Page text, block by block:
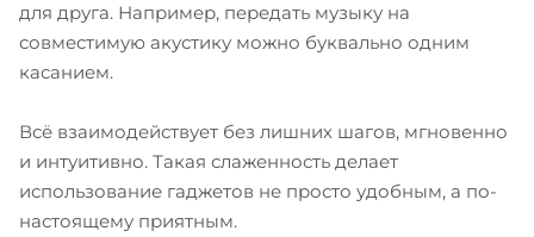
для друга. Например, передать музыку на
совместимую акустику можно буквально одним
касанием.
Всё взаимодействует без лишних шагов, мгновенно
и интуитивно. Такая слаженность делает
использование гаджетов не просто удобным, а по-
настоящему приятным.